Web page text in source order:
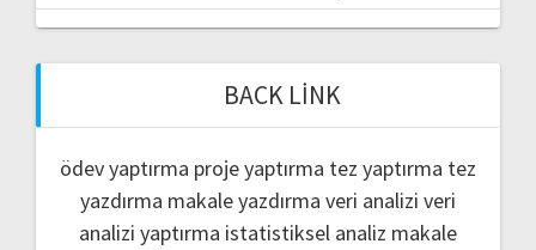
BACK LINK
ödev yaptırma proje yaptırma tez yaptırma tez
yazdırma makale yazdırma veri analizi veri
analizi yaptırma istatistiksel analiz makale